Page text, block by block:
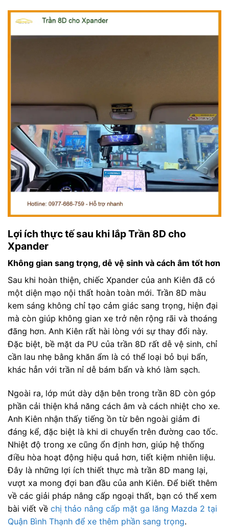
Lợi ích thực tế sau khi lắp Trần 8D cho
Xpander
Không gian sang trọng, dễ vệ sinh và cách âm tốt hơn
Sau khi hoàn thiện, chiếc Xpander của anh Kiên đã có
một diện mạo nội thất hoàn toàn mới. Trần 8D màu
kem sáng không chỉ tạo cảm giác sang trọng, hiện đại
mà còn giúp không gian xe trở nên rộng rãi và thoáng
đãng hơn. Anh Kiên rất hài lòng với sự thay đổi này.
Đặc biệt, bề mặt da PU của trần 8D rất dễ vệ sinh, chỉ
cần lau nhẹ bằng khăn ẩm là có thể loại bỏ bụi bẩn,
khác hẳn với trần nỉ dễ bám bẩn và khó làm sạch.
Ngoài ra, lớp mút dày dặn bên trong trần 8D còn góp
phần cải thiện khả năng cách âm và cách nhiệt cho xe.
Anh Kiên nhận thấy tiếng ồn từ bên ngoài giảm đi
đáng kể, đặc biệt là khi di chuyển trên đường cao tốc.
Nhiệt độ trong xe cũng ổn định hơn, giúp hệ thống
điều hòa hoạt động hiệu quả hơn, tiết kiệm nhiên liệu.
Đây là những lợi ích thiết thực mà trần 8D mang lại,
vượt xa mong đợi ban đầu của anh Kiên. Để biết thêm
về các giải pháp nâng cấp ngoại thất, bạn có thể xem
bài viết về chị thảo nâng cấp mặt ga lăng Mazda 2 tại
Quận Bình Thạnh để xe thêm phần sang trọng.